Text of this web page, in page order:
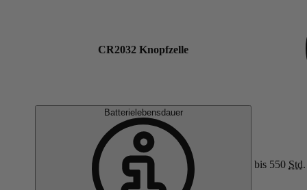
CR2032 Knopfzelle
Batterielebensdauer
bis 550 Std.